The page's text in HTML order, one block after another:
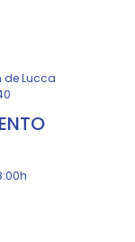
de Lucca